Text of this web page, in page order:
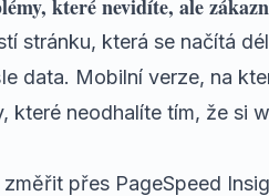
které nevidíte, ale
stránku, která se načítá
data. Mobilní verze, na
které neodhalíte tím, že si
přes PageSpeed